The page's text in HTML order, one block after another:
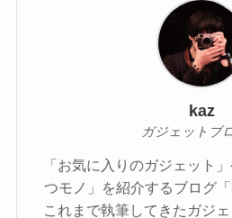
kaz
ガジェットブ
「お気に入りのガジェット
つモノ」を紹介するブログ「
これまで執筆してきたガジ